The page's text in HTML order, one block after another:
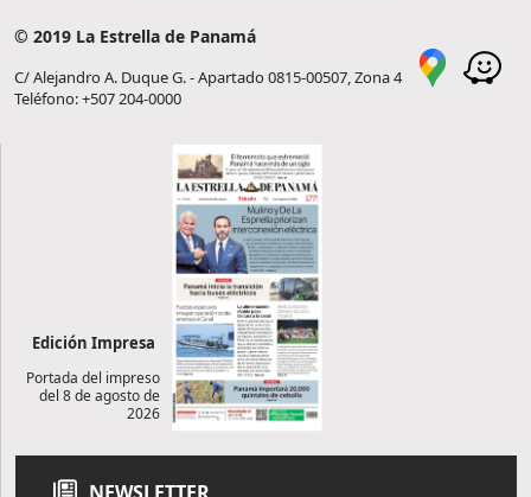
© 2019 La Estrella de Panamá
C/ Alejandro A. Duque G. - Apartado 0815-00507, Zona 4
Teléfono: +507 204-0000
Edición Impresa
Portada del impreso
del 8 de agosto de
2026